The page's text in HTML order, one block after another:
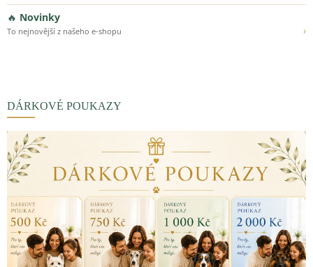
🔥 Novinky
To nejnovější z našeho e-shopu ›
DÁRKOVÉ POUKAZY